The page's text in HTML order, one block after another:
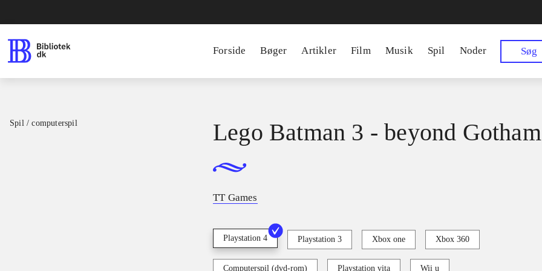
Forside Bøger Artikler Film Musik Spil Noder Søg
Spil / computerspil Lego Batman 3 - beyond Gotham
TT Games
Playstation 4 Playstation 3 Xbox one Xbox 360
Computerspil (dvd-rom) Playstation vita Wii u